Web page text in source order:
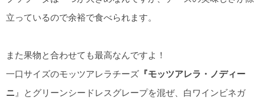
立っているので余裕で食べられます。
また果物と合わせても最高なんですよ！
一口サイズのモッツアレラチーズ 『モッツアレラ・ノディー
ニ 』とグリーンシードレスグレープを混ぜ、白ワインビネガ